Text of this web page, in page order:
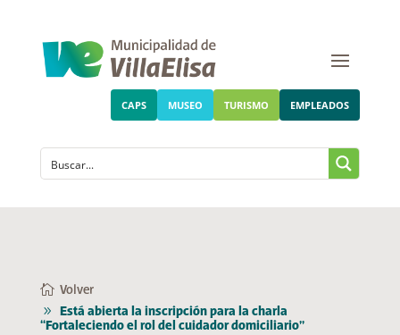
CAPS MUSEO TURISMO EMPLEADOS
Volver
Está abierta la inscripción para la charla
“Fortaleciendo el rol del cuidador domiciliario”